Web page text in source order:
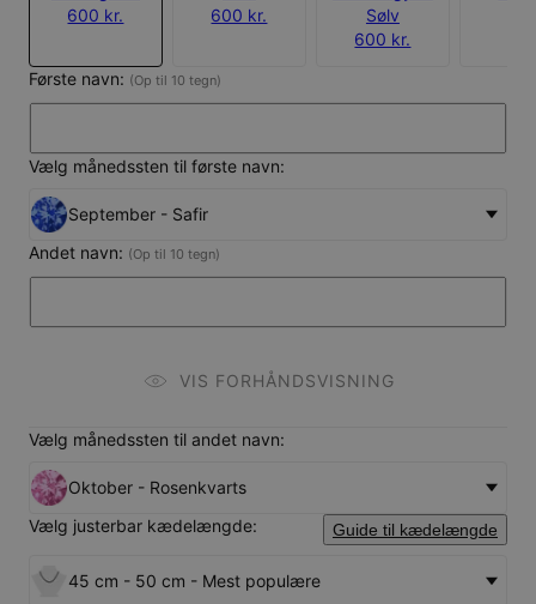
600 kr.
600 kr.
Sølv
600 kr.
Første navn: (Op til 10 tegn)
Vælg månedssten til første navn:
September - Safir
Andet navn: (Op til 10 tegn)
VIS FORHÅNDSVISNING
Vælg månedssten til andet navn:
Oktober - Rosenkvarts
Vælg justerbar kædelængde:
Guide til kædelængde
45 cm - 50 cm - Mest populære